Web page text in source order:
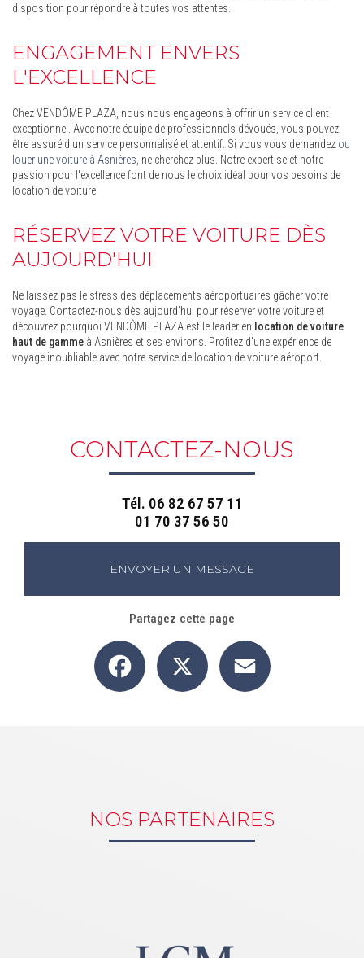
disposition pour répondre à toutes vos attentes.
ENGAGEMENT ENVERS
L'EXCELLENCE
Chez VENDÔME PLAZA, nous nous engageons à offrir un service client
exceptionnel. Avec notre équipe de professionnels dévoués, vous pouvez
être assuré d'un service personnalisé et attentif. Si vous vous demandez ou
louer une voiture à Asnières , ne cherchez plus. Notre expertise et notre
passion pour l'excellence font de nous le choix idéal pour vos besoins de
location de voiture.
RÉSERVEZ VOTRE VOITURE DÈS
AUJOURD'HUI
Ne laissez pas le stress des déplacements aéroportuaires gâcher votre
voyage. Contactez-nous dès aujourd'hui pour réserver votre voiture et
découvrez pourquoi VENDÔME PLAZA est le leader en location de voiture
haut de gamme à Asnières et ses environs. Profitez d'une expérience de
voyage inoubliable avec notre service de location de voiture aéroport.
CONTACTEZ-NOUS
Tél. 06 82 67 57 11
01 70 37 56 50
ENVOYER UN MESSAGE
Partagez cette page
Facebook
NOS PARTENAIRES